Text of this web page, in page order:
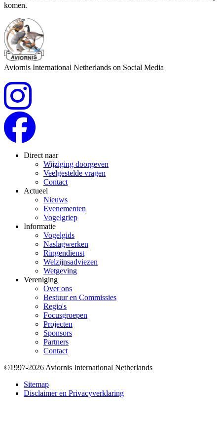
komen.
Aviornis International Netherlands on Social Media
Direct naar
Wijziging doorgeven
Veelgestelde vragen
Contact
Actueel
Nieuws
Evenementen
Vogelgriep
Informatie
Vogelgids
Naslagwerken
Ringendienst
Welzijnsadviezen
Wetgeving
Vereniging
Over ons
Bestuur en Commissies
Regio's
Focusgroepen
Projecten
Sponsors
Partners
Contact
Bottom
©1997-2026 Aviornis International Netherlands
Sitemap
Disclaimer en Privacyverklaring